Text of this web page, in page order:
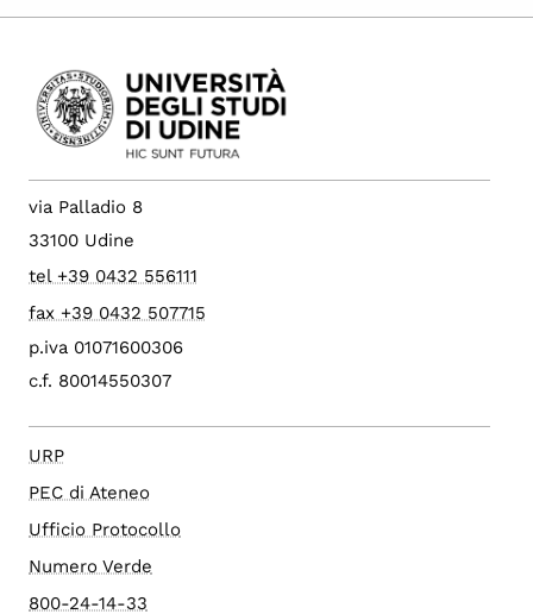
via Palladio 8
33100 Udine
tel +39 0432 556111
fax +39 0432 507715
p.iva 01071600306
c.f. 80014550307
URP
PEC di Ateneo
Ufficio Protocollo
Numero Verde
800-24-14-33